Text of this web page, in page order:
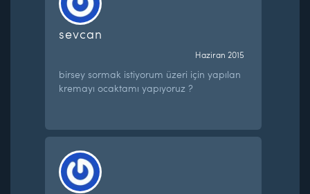
sevcan
Haziran 2015
birsey sormak istiyorum üzeri için yapılan
kremayı ocaktamı yapıyoruz ?